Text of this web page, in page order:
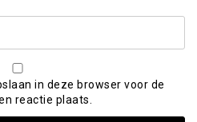
in deze browser voor de
reactie plaats.